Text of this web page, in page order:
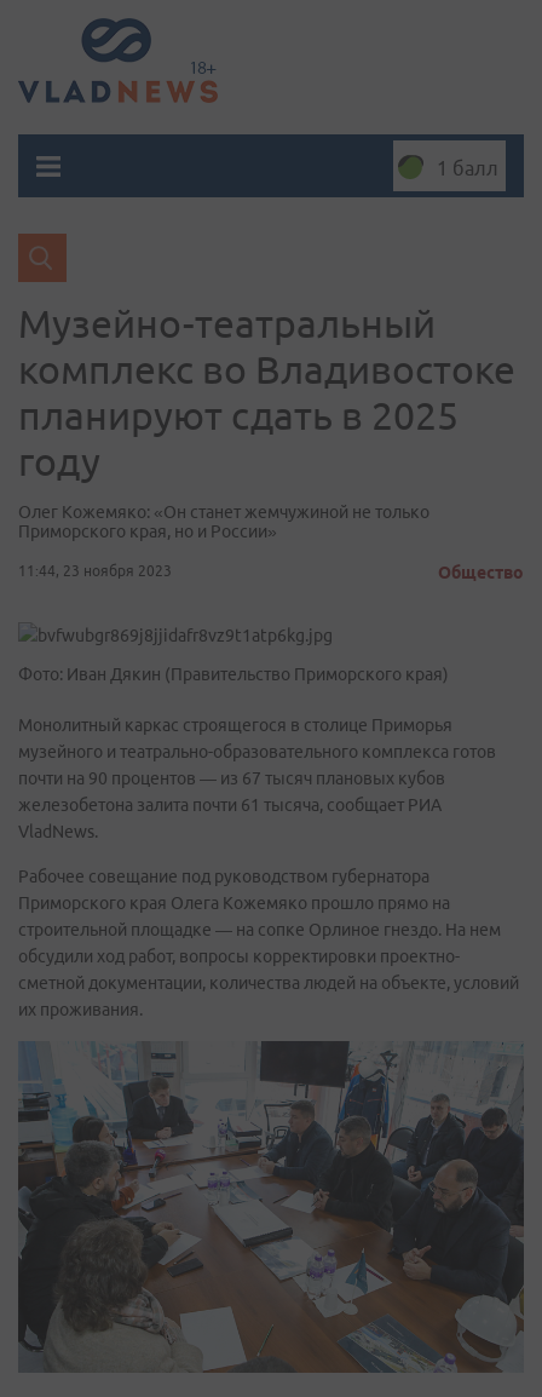
1 балл
Музейно-театральный
комплекс во Владивостоке
планируют сдать в 2025
году
Олег Кожемяко: «Он станет жемчужиной не только
Приморского края, но и России»
11:44, 23 ноября 2023 Общество
Фото: Иван Дякин (Правительство Приморского края)
Монолитный каркас строящегося в столице Приморья
музейного и театрально-образовательного комплекса готов
почти на 90 процентов — из 67 тысяч плановых кубов
железобетона залита почти 61 тысяча, сообщает РИА
VladNews.
Рабочее совещание под руководством губернатора
Приморского края Олега Кожемяко прошло прямо на
строительной площадке — на сопке Орлиное гнездо. На нем
обсудили ход работ, вопросы корректировки проектно-
сметной документации, количества людей на объекте, условий
их проживания.